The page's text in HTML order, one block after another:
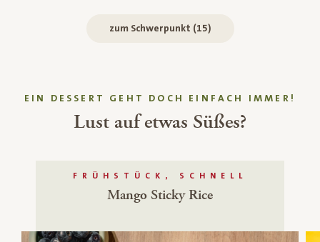
zum Schwerpunkt (15)
EIN DESSERT GEHT DOCH EINFACH IMMER!
Lust auf etwas Süßes?
FRÜHSTÜCK, SCHNELL
Mango Sticky Rice